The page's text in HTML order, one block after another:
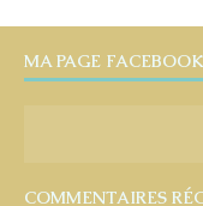
MA PAGE FACEBOOK
COMMENTAIRES